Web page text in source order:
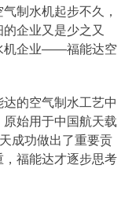
制水机起步不久，
企业又是少之又
机企业——福能达空
的空气制水工艺中
始用于中国航天载
成功做出了重要贡
福能达才逐步思考